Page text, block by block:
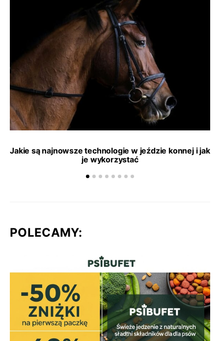
Jakie są najnowsze technologie w jeździe konnej i jak
je wykorzystać
POLECAMY: